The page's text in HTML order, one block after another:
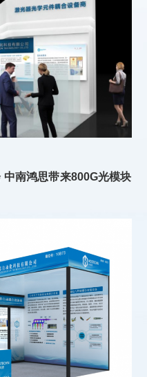
南鸿思带来800G光模块